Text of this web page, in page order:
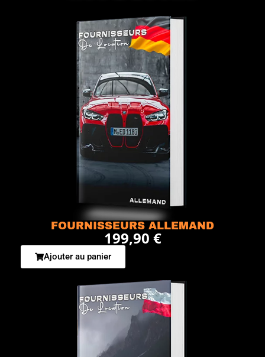
FOURNISSEURS ALLEMAND
199,90 €
Ajouter au panier